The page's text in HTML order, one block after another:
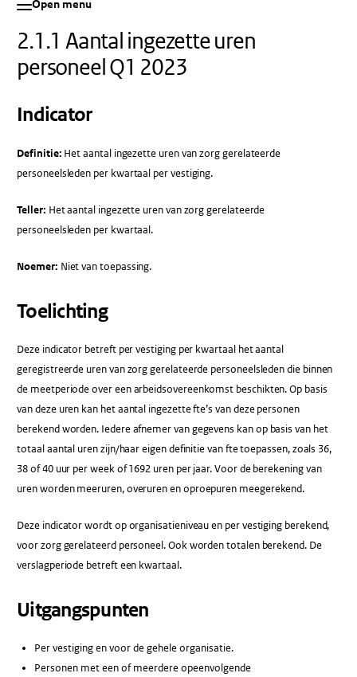
Open menu
2.1.1 Aantal ingezette uren
personeel Q1 2023
Indicator
Definitie: Het aantal ingezette uren van zorg gerelateerde
personeelsleden per kwartaal per vestiging.
Teller: Het aantal ingezette uren van zorg gerelateerde
personeelsleden per kwartaal.
Noemer: Niet van toepassing.
Toelichting
Deze indicator betreft per vestiging per kwartaal het aantal
geregistreerde uren van zorg gerelateerde personeelsleden die binnen
de meetperiode over een arbeidsovereenkomst beschikten. Op basis
van deze uren kan het aantal ingezette fte’s van deze personen
berekend worden. Iedere afnemer van gegevens kan op basis van het
totaal aantal uren zijn/haar eigen definitie van fte toepassen, zoals 36,
38 of 40 uur per week of 1692 uren per jaar. Voor de berekening van
uren worden meeruren, overuren en oproepuren meegerekend.
Deze indicator wordt op organisatieniveau en per vestiging berekend,
voor zorg gerelateerd personeel. Ook worden totalen berekend. De
verslagperiode betreft een kwartaal.
Uitgangspunten
Per vestiging en voor de gehele organisatie.
Personen met een of meerdere opeenvolgende